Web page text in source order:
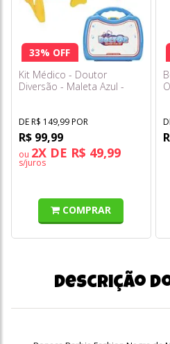
33% OFF
Kit Médico - Doutor
Diversão - Maleta Azul -
DE R$ 149,99 POR
R$ 99,99
ou 2X DE R$ 49,99
s/juros
COMPRAR
Descrição